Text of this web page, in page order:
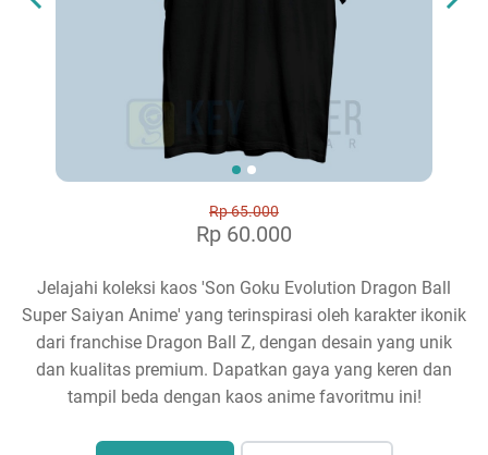
Rp 65.000
Rp 60.000
Jelajahi koleksi kaos 'Son Goku Evolution Dragon Ball
Super Saiyan Anime' yang terinspirasi oleh karakter ikonik
dari franchise Dragon Ball Z, dengan desain yang unik
dan kualitas premium. Dapatkan gaya yang keren dan
tampil beda dengan kaos anime favoritmu ini!